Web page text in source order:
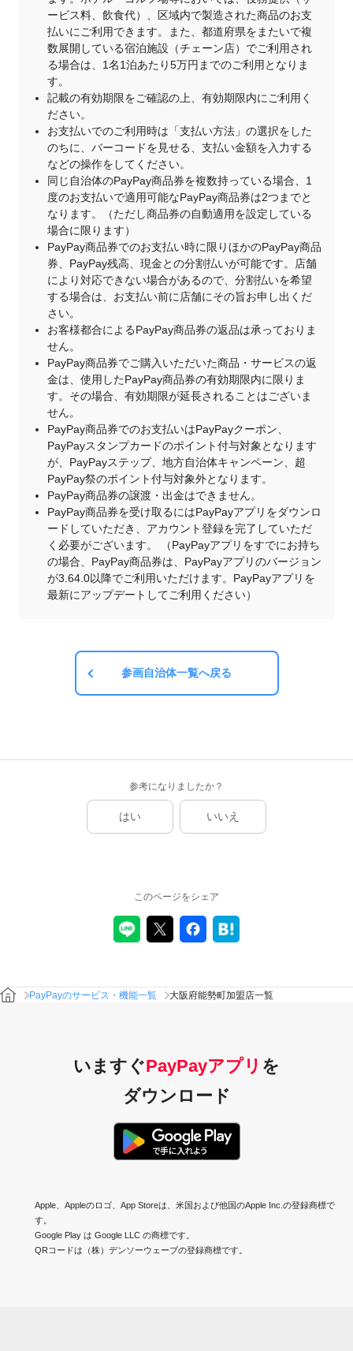
ービス料、飲食代）、区域内で製造された商品のお支
払いにご利用できます。また、都道府県をまたいで複
数展開している宿泊施設（チェーン店）でご利用され
る場合は、1名1泊あたり5万円までのご利用となりま
す。
記載の有効期限をご確認の上、有効期限内にご利用く
ださい。
お支払いでのご利用時は「支払い方法」の選択をした
のちに、バーコードを見せる、支払い金額を入力する
などの操作をしてください。
同じ自治体のPayPay商品券を複数持っている場合、1
度のお支払いで適用可能なPayPay商品券は2つまでと
なります。（ただし商品券の自動適用を設定している
場合に限ります）
PayPay商品券でのお支払い時に限りほかのPayPay商品
券、PayPay残高、現金との分割払いが可能です。店舗
により対応できない場合があるので、分割払いを希望
する場合は、お支払い前に店舗にその旨お申し出くだ
さい。
お客様都合によるPayPay商品券の返品は承っておりま
せん。
PayPay商品券でご購入いただいた商品・サービスの返
金は、使用したPayPay商品券の有効期限内に限りま
す。その場合、有効期限が延長されることはございま
せん。
PayPay商品券でのお支払いはPayPayクーポン、
PayPayスタンプカードのポイント付与対象となります
が、PayPayステップ、地方自治体キャンペーン、超
PayPay祭のポイント付与対象外となります。
PayPay商品券の譲渡・出金はできません。
PayPay商品券を受け取るにはPayPayアプリをダウンロ
ードしていただき、アカウント登録を完了していただ
く必要がございます。 （PayPayアプリをすでにお持ち
の場合、PayPay商品券は、PayPayアプリのバージョン
が3.64.0以降でご利用いただけます。PayPayアプリを
最新にアップデートしてご利用ください）
参画自治体一覧へ戻る
参考になりましたか？
はい いいえ
このページをシェア
PayPayのサービス・機能一覧 大阪府能勢町加盟店一覧
いますぐPayPayアプリ を
ダウンロード
Apple、Appleのロゴ、App Storeは、米国および他国のApple Inc.の登録商標で
す。
Google Play は Google LLC の商標です。
QRコードは（株）デンソーウェーブの登録商標です。